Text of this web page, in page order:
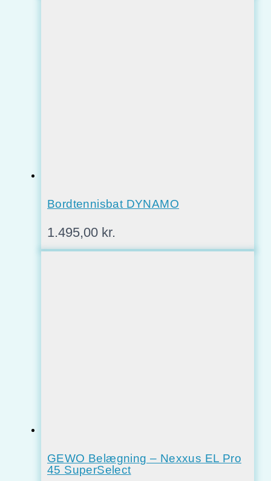
Bordtennisbat DYNAMO
1.495,00 kr.
GEWO Belægning – Nexxus EL Pro
45 SuperSelect